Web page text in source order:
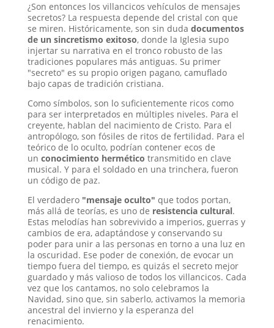
¿Son entonces los villancicos vehículos de mensajes
secretos? La respuesta depende del cristal con que
se miren. Históricamente, son sin duda documentos
de un sincretismo exitoso, donde la Iglesia supo
injertar su narrativa en el tronco robusto de las
tradiciones populares más antiguas. Su primer
"secreto" es su propio origen pagano, camuflado
bajo capas de tradición cristiana.
Como símbolos, son lo suficientemente ricos como
para ser interpretados en múltiples niveles. Para el
creyente, hablan del nacimiento de Cristo. Para el
antropólogo, son fósiles de ritos de fertilidad. Para el
teórico de lo oculto, podrían contener ecos de
un conocimiento hermético transmitido en clave
musical. Y para el soldado en una trinchera, fueron
un código de paz.
El verdadero "mensaje oculto" que todos portan,
más allá de teorías, es uno de resistencia cultural.
Estas melodías han sobrevivido a imperios, guerras y
cambios de era, adaptándose y conservando su
poder para unir a las personas en torno a una luz en
la oscuridad. Ese poder de conexión, de evocar un
tiempo fuera del tiempo, es quizás el secreto mejor
guardado y más valioso de todos los villancicos. Cada
vez que los cantamos, no solo celebramos la
Navidad, sino que, sin saberlo, activamos la memoria
ancestral del invierno y la esperanza del
renacimiento.